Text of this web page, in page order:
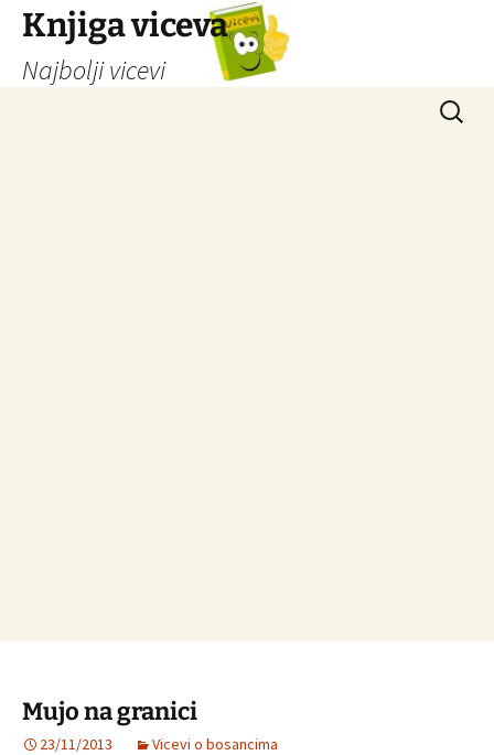
Knjiga viceva
Najbolji vicevi
Mujo na granici
23/11/2013 Vicevi o bosancima